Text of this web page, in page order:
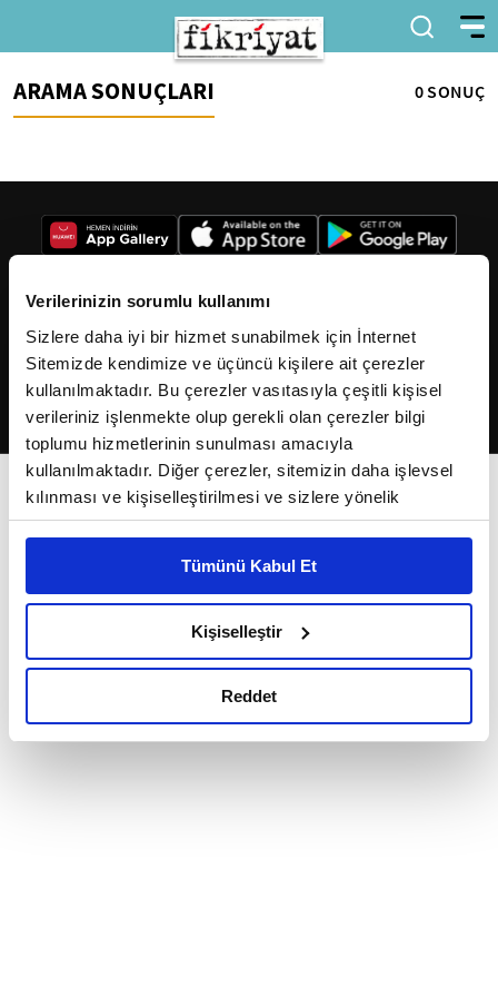
Verilerinizin sorumlu kullanımı
Sizlere daha iyi bir hizmet sunabilmek için İnternet
Sitemizde kendimize ve üçüncü kişilere ait çerezler
kullanılmaktadır. Bu çerezler vasıtasıyla çeşitli kişisel
verileriniz işlenmekte olup gerekli olan çerezler bilgi
toplumu hizmetlerinin sunulması amacıyla
kullanılmaktadır. Diğer çerezler, sitemizin daha işlevsel
kılınması ve kişiselleştirilmesi ve sizlere yönelik
reklam/pazarlama faaliyetlerinin yapılması, amaçlarıyla
Çerezlere ilişkin tercihlerinizi çerez paneli vasıtasıyla
belirleyebilirsiniz. Çerezlere ilişkin detaylı bilgi için
Ayarlar butonuna tıklayabilir,Çerez Bilgilendirme
Metnimizi ziyaret edebilirsiniz.
okumak ve sitemizi ziyaretiniz kapsamında
Tümünü Kabul Et
Kişiselleştir
Reddet
ARAMA SONUÇLARI 0 SONUÇ
2026Fikriyat. Tüm hakları saklıdır.